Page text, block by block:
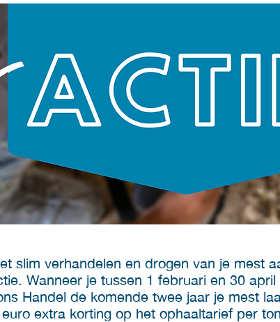
slim verhandelen en drogen van je mest
Wanneer je tussen 1 februari en 30
Handel de komende twee jaar je mest
extra korting op het ophaaltarief per